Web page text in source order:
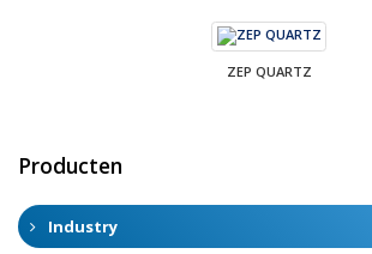
ZEP QUARTZ
Producten
Industry